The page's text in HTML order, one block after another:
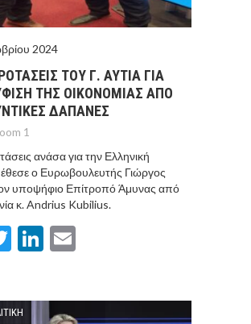
2024
ΤΟΥ Γ. ΑΥΤΙΑ ΓΙΑ
ΤΗΣ ΟΙΚΟΝΟΜΙΑΣ ΑΠΟ
ΔΑΠΑΝΕΣ
1
ανάσα για την Ελληνική
έθεσε ο Ευρωβουλευτής Γιώργος
υποψήφιο Επίτροπό Άμυνας από
κ. Andrius Kubilius.
TwitterLinkedIn